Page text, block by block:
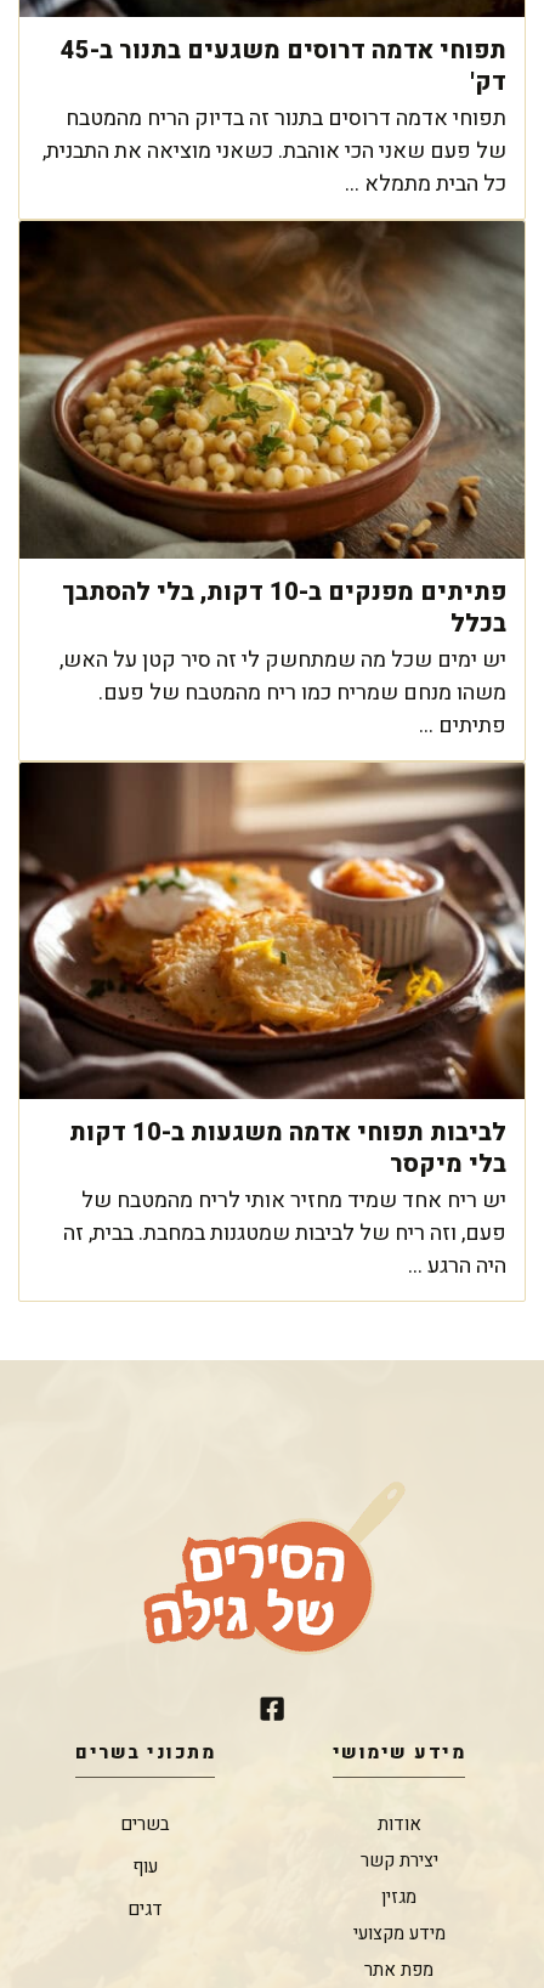
תפוחי אדמה דרוסים משגעים בתנור ב-45
דק'
תפוחי אדמה דרוסים בתנור זה בדיוק הריח מהמטבח
של פעם שאני הכי אוהבת. כשאני מוציאה את התבנית,
כל הבית מתמלא ...
פתיתים מפנקים ב-10 דקות, בלי להסתבך
בכלל
יש ימים שכל מה שמתחשק לי זה סיר קטן על האש,
משהו מנחם שמריח כמו ריח מהמטבח של פעם.
פתיתים ...
לביבות תפוחי אדמה משגעות ב-10 דקות
בלי מיקסר
יש ריח אחד שמיד מחזיר אותי לריח מהמטבח של
פעם, וזה ריח של לביבות שמטגנות במחבת. בבית, זה
היה הרגע ...
מידע שימושי
אודות
יצירת קשר
מגזין
מידע מקצועי
מפת אתר
מתכוני בשרים
בשרים
עוף
דגים